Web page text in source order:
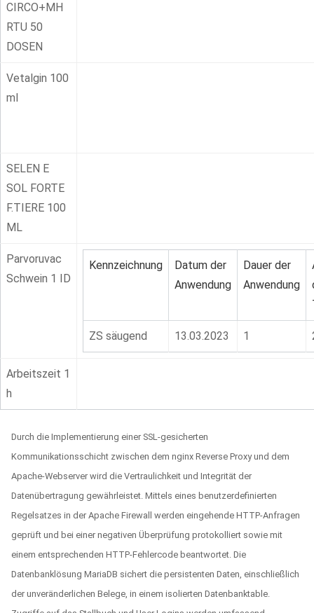
CIRCO+MH
RTU 50
DOSEN
Vetalgin 100
ml
SELEN E
SOL FORTE
F.TIERE 100
ML
Parvoruvac
Schwein 1 ID
Kennzeichnung
Datum der
Anwendung
Dauer der
Anwendung
ZS säugend 13.03.2023 1
Arbeitszeit 1
h
Durch die Implementierung einer SSL-gesicherten
Kommunikationsschicht zwischen dem nginx Reverse Proxy und dem
Apache-Webserver wird die Vertraulichkeit und Integrität der
Datenübertragung gewährleistet. Mittels eines benutzerdefinierten
Regelsatzes in der Apache Firewall werden eingehende HTTP-Anfragen
geprüft und bei einer negativen Überprüfung protokolliert sowie mit
einem entsprechenden HTTP-Fehlercode beantwortet. Die
Datenbanklösung MariaDB sichert die persistenten Daten, einschließlich
der unveränderlichen Belege, in einem isolierten Datenbanktable.